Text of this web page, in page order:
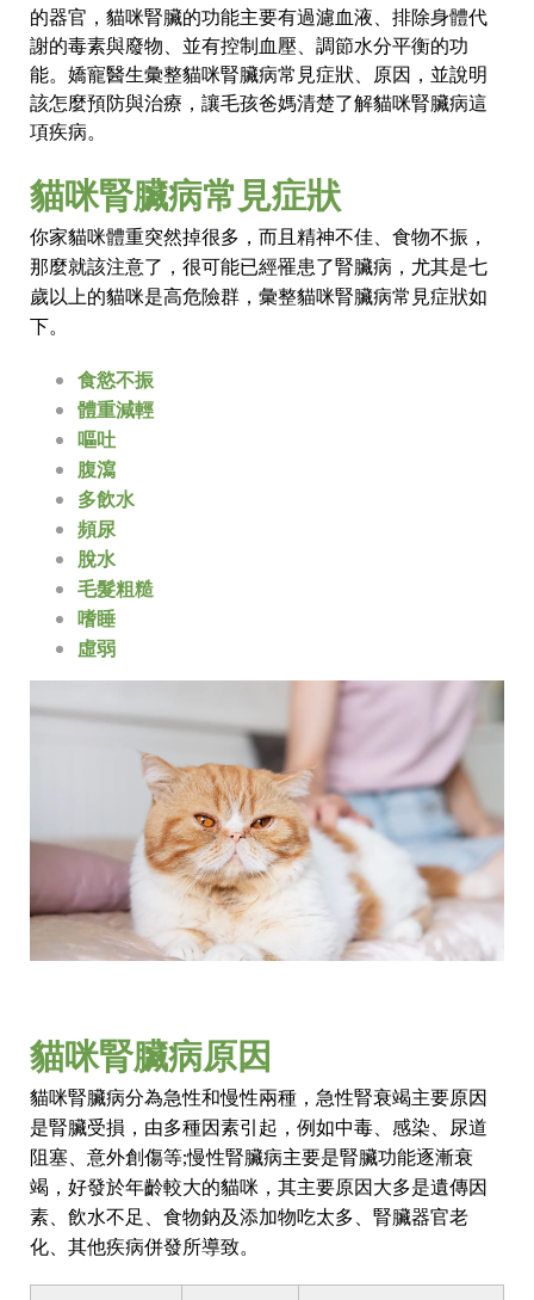
的器官，貓咪腎臟的功能主要有過濾血液、排除身體代
謝的毒素與廢物、並有控制血壓、調節水分平衡的功
能。嬌寵醫生彙整貓咪腎臟病常見症狀、原因，並說明
該怎麼預防與治療，讓毛孩爸媽清楚了解貓咪腎臟病這
項疾病。
貓咪腎臟病常見症狀
你家貓咪體重突然掉很多，而且精神不佳、食物不振，
那麼就該注意了，很可能已經罹患了腎臟病，尤其是七
歲以上的貓咪是高危險群，彙整貓咪腎臟病常見症狀如
下。
食慾不振
體重減輕
嘔吐
腹瀉
多飲水
頻尿
脫水
毛髮粗糙
嗜睡
虛弱
貓咪腎臟病原因
貓咪腎臟病分為急性和慢性兩種，急性腎衰竭主要原因
是腎臟受損，由多種因素引起，例如中毒、感染、尿道
阻塞、意外創傷等;慢性腎臟病主要是腎臟功能逐漸衰
竭，好發於年齡較大的貓咪，其主要原因大多是遺傳因
素、飲水不足、食物鈉及添加物吃太多、腎臟器官老
化、其他疾病併發所導致。